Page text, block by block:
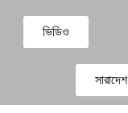
ভিডিও
সারাদেশ